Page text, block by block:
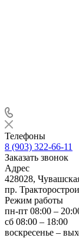
Телефоны
8 (903) 322-66-11
Заказать звонок
Адрес
428028,
пр.
Режим работы
пн-пт 08:00 –
сб 08:00 – 18:00
воскресенье –